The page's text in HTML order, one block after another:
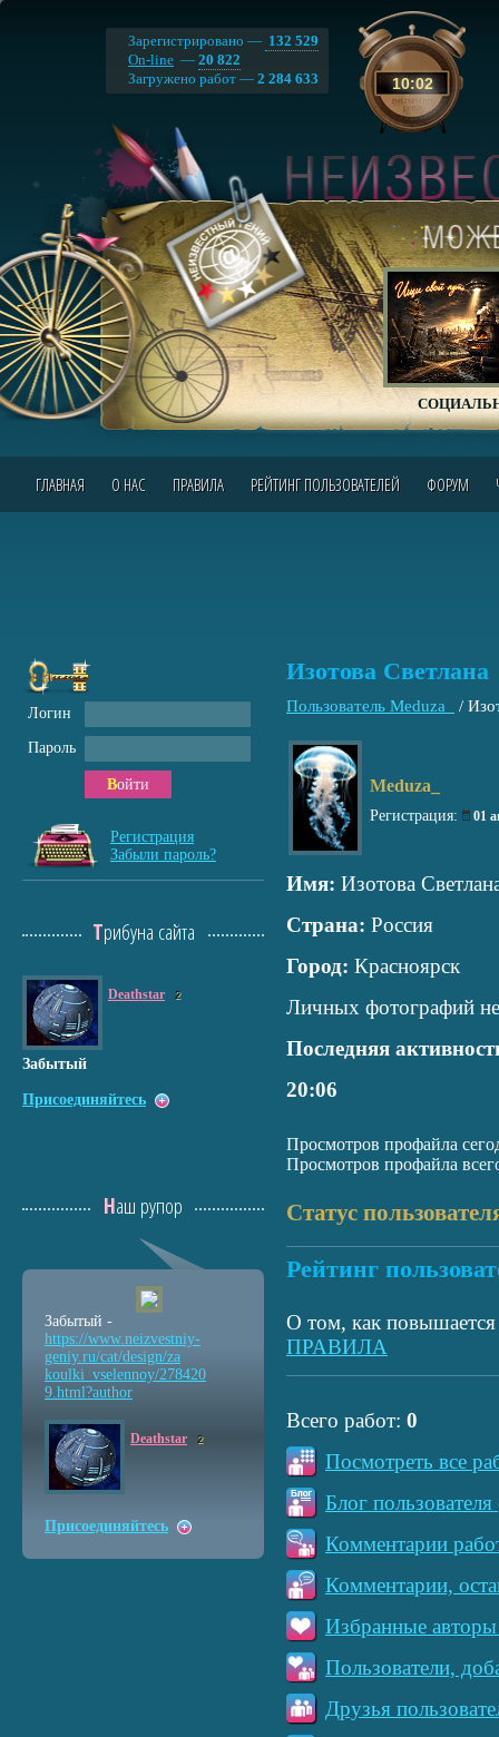
10:02
Зарегистрировано — 132 529
On-line — 20 822
Загружено работ — 2 284 633
ГЛАВНАЯ О НАС ПРАВИЛА РЕЙТИНГ ПОЛЬЗОВАТЕЛЕЙ ФОРУМ
Изотова Светлана
Пользователь Meduza_ /
Meduza_
Регистрация: 01
Имя: Изотова
Страна: Россия
Город: Красноярск
Личных фотографий
Последняя
20:06
Просмотров профайла
Просмотров профайла
Статус
Рейтинг
О том, как повышается
ПРАВИЛА
Всего работ: 0
Посмотреть все
Блог
Комментарии
Комментарии,
Избранные авторы
Пользователи,
Друзья
Логин
Пароль
Войти
Регистрация
Забыли пароль?
Трибуна сайта
Deathstar 2
Забытый
Присоединяйтесь
Наш рупор
Забытый -
https://www.neizvestniy-
geniy.ru/cat/design/za
koulki_vselennoy/278420
9.html?author
Deathstar 2
Присоединяйтесь